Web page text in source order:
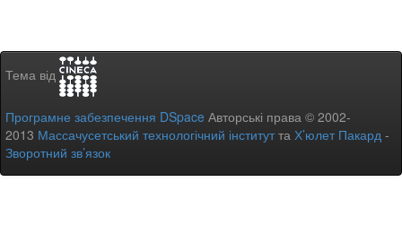
Тема від
Програмне забезпечення DSpace Авторські права © 2002-
2013 Массачусетський технологічний інститутта Х’юлет Пакард -
Зворотний зв’язок